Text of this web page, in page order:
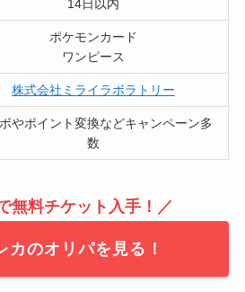
14日以内
ポケモンカード
ワンピース
株式会社ミライラボラトリー
やポイント変換などキャンペーン多
数
無料チケット入手！ ／
カのオリパを見る！